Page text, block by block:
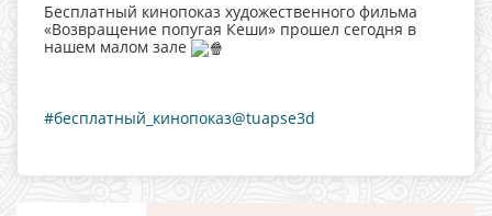
Бесплатный кинопоказ художественного фильма
«Возвращение попугая Кеши» прошел сегодня в
нашем малом зале
#бесплатный_кинопоказ@tuapse3d